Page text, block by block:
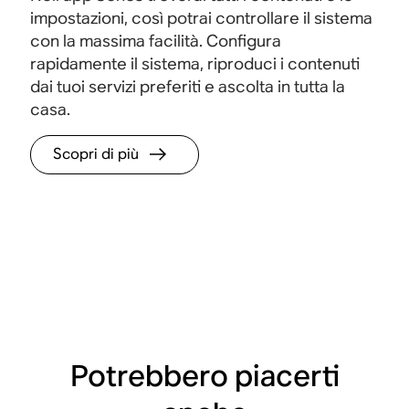
impostazioni, così potrai controllare il sistema
con la massima facilità. Configura
rapidamente il sistema, riproduci i contenuti
dai tuoi servizi preferiti e ascolta in tutta la
casa.
Scopri di più
Potrebbero piacerti